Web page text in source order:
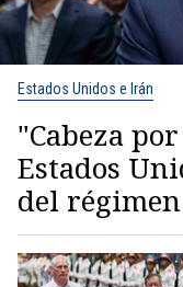
Estados Unidos e Irán
"Cabeza
Estados
del